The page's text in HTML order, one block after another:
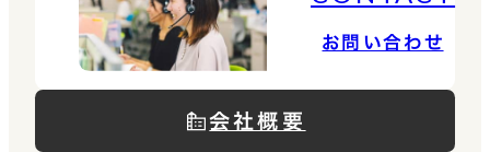
お問い合わせ
会社概要